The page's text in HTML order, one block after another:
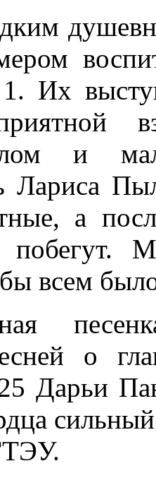
Их
и
Лариса
а
побегут.
всем
о
Дарьи